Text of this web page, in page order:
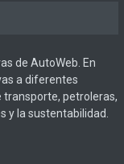
de AutoWeb. En
a diferentes
transporte, petroleras,
y la sustentabilidad.